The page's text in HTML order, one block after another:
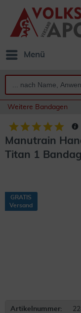
Menü
Weitere Bandagen
Manutrain
Titan 1
GRATIS
Versand
Artikelnummer: